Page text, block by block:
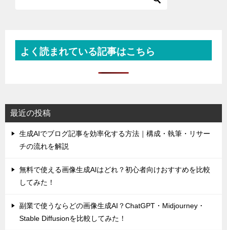
よく読まれている記事はこちら
最近の投稿
生成AIでブログ記事を効率化する方法｜構成・執筆・リサー
チの流れを解説
無料で使える画像生成AIはどれ？初心者向けおすすめを比較
してみた！
副業で使うならどの画像生成AI？ChatGPT・Midjourney・
Stable Diffusionを比較してみた！